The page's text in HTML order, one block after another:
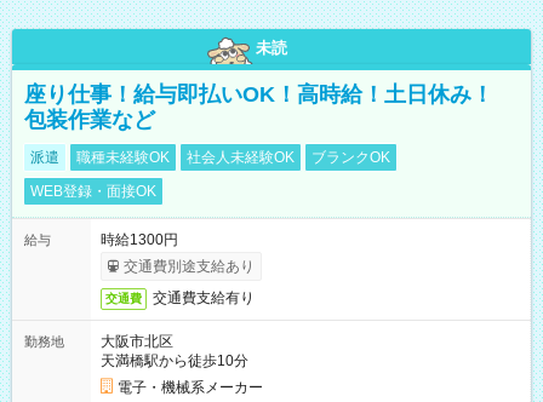
未読
座り仕事！給与即払いOK！高時給！土日休み！
包装作業など
派遣 職種未経験OK 社会人未経験OK
ブランクOK
WEB登録・面接OK
給与
時給1300円
交通費別途支給あり
交通費 交通費支給有り
勤務地
大阪市北区
天満橋駅から徒歩10分
電子・機械系メーカー